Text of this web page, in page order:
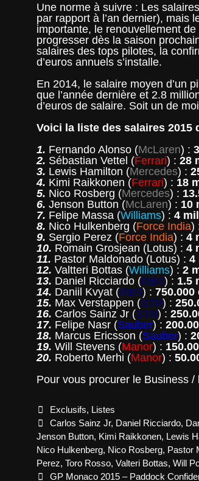
Une norme à suivre : Les
par rapport à l’an dernier), mais
importante, le renouvellement
progresser dès la saison
salaires des tops pilotes, la
d’euros annuels s’installe.
En 2014, le salaire moyen d’un
que l’année dernière et 2.8
d’euros de salaire. Soit un de
Voici la liste des salaires 2015
1. Fernando Alonso (McLaren) :
2. Sébastian Vettel (Ferrari) : 28
3. Lewis Hamilton (Mercedes) :
4. Kimi Raikkonen (Ferrari) : 18
5. Nico Rosberg (Mercedes) :
6. Jenson Button (McLaren) : 10
7. Felipe Massa (Williams) : 4
8. Nico Hulkenberg (Force India)
9. Sergio Perez (Force India) : 4
10. Romain Grosjean (Lotus) : 4
11. Pastor Maldonado (Lotus) : 4
12. Valtteri Bottas (Williams) : 2
13. Daniel Ricciardo (RBR) : 1.5
14. Daniil Kvyat (RBR) : 750.000
15. Max Verstappen (STR) :
16. Carlos Sainz Jr (STR) :
17. Felipe Nasr (Sauber) :
18. Marcus Ericsson (Sauber) :
19. Will Stevens (Manor) :
20. Roberto Merhi (Manor) :
Pour vous procurer le Business
Categories
Exclusifs, Listes
Tags
Carlos Sainz Jr, Daniel Ricciardo,
Jenson Button, Kimi Raikkonen, Lewis
Nico Hulkenberg, Nico Rosberg, Pastor
Perez, Toro Rosso, Valteri Bottas, Will
PostGP Monaco 2015 – Paddock